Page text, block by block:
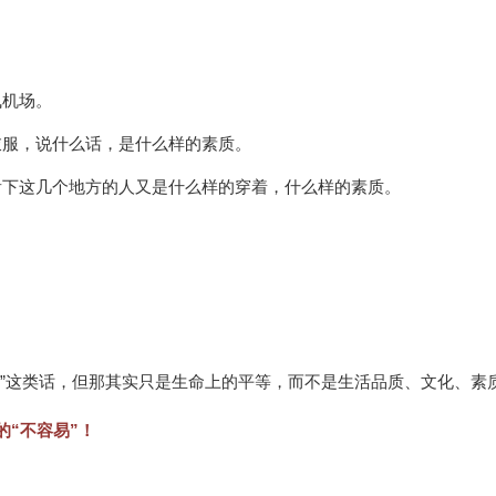
场。
，说什么话，是什么样的素质。
这几个地方的人又是什么样的穿着，什么样的素质。
类话，但那其实只是生命上的平等，而不是生活品质、文化、素
不容易”！